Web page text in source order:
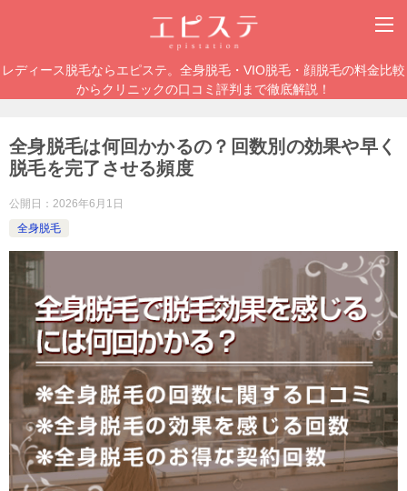
レディース脱毛ならエピステ。全身脱毛・VIO脱毛・顔脱毛の料金比較
からクリニックの口コミ評判まで徹底解説！
全身脱毛は何回かかるの？回数別の効果や早く
脱毛を完了させる頻度
公開日： 2026年6月1日
全身脱毛